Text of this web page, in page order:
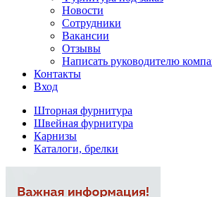
Новости
Сотрудники
Вакансии
Отзывы
Написать руководителю
Контакты
Вход
Шторная фурнитура
Швейная фурнитура
Карнизы
Каталоги, брелки